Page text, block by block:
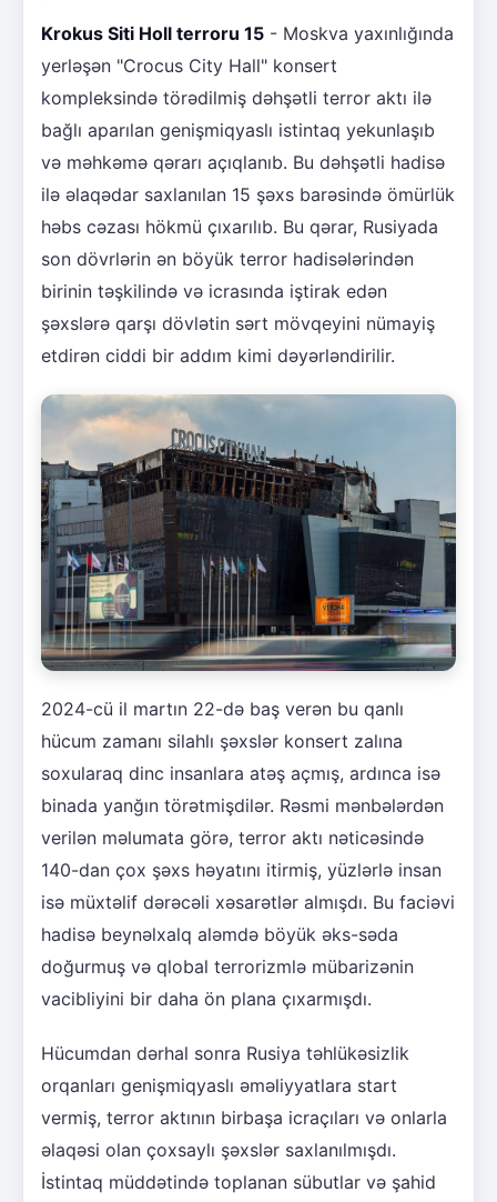
Krokus Siti Holl terroru 15 - Moskva yaxınlığında
yerləşən "Crocus City Hall" konsert
kompleksində törədilmiş dəhşətli terror aktı ilə
bağlı aparılan genişmiqyaslı istintaq yekunlaşıb
və məhkəmə qərarı açıqlanıb. Bu dəhşətli hadisə
ilə əlaqədar saxlanılan 15 şəxs barəsində ömürlük
həbs cəzası hökmü çıxarılıb. Bu qərar, Rusiyada
son dövrlərin ən böyük terror hadisələrindən
birinin təşkilində və icrasında iştirak edən
şəxslərə qarşı dövlətin sərt mövqeyini nümayiş
etdirən ciddi bir addım kimi dəyərləndirilir.
2024-cü il martın 22-də baş verən bu qanlı
hücum zamanı silahlı şəxslər konsert zalına
soxularaq dinc insanlara atəş açmış, ardınca isə
binada yanğın törətmişdilər. Rəsmi mənbələrdən
verilən məlumata görə, terror aktı nəticəsində
140-dan çox şəxs həyatını itirmiş, yüzlərlə insan
isə müxtəlif dərəcəli xəsarətlər almışdı. Bu faciəvi
hadisə beynəlxalq aləmdə böyük əks-səda
doğurmuş və qlobal terrorizmlə mübarizənin
vacibliyini bir daha ön plana çıxarmışdı.
Hücumdan dərhal sonra Rusiya təhlükəsizlik
orqanları genişmiqyaslı əməliyyatlara start
vermiş, terror aktının birbaşa icraçıları və onlarla
əlaqəsi olan çoxsaylı şəxslər saxlanılmışdı.
İstintaq müddətində toplanan sübutlar və şahid